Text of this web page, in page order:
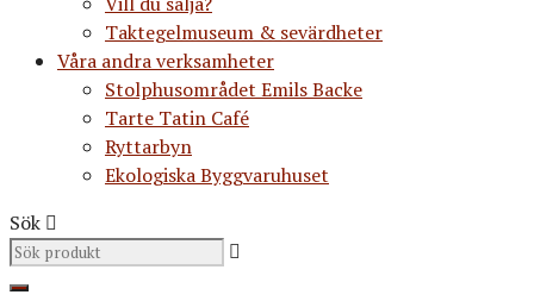
Taktegelmuseum & sevärdheter
Våra andra verksamheter
Stolphusområdet Emils Backe
Tarte Tatin Café
Ryttarbyn
Ekologiska Byggvaruhuset
Sök